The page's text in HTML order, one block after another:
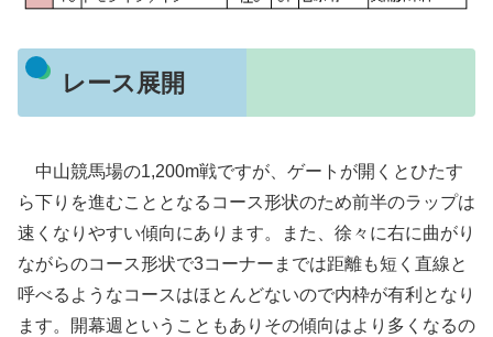
レース展開
中山競馬場の1,200m戦ですが、ゲートが開くとひたす
ら下りを進むこととなるコース形状のため前半のラップは
速くなりやすい傾向にあります。また、徐々に右に曲がり
ながらのコース形状で3コーナーまでは距離も短く直線と
呼べるようなコースはほとんどないので内枠が有利となり
ます。開幕週ということもありその傾向はより多くなるの